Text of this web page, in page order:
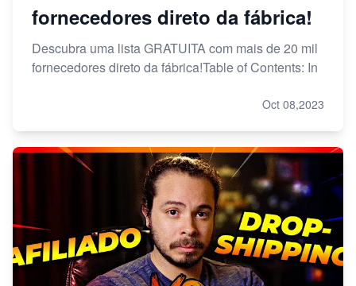
fornecedores direto da fábrica!
Descubra uma lista GRATUITA com mais de 20 mil
fornecedores direto da fábrica!Table of Contents: In
Oct 08,2023